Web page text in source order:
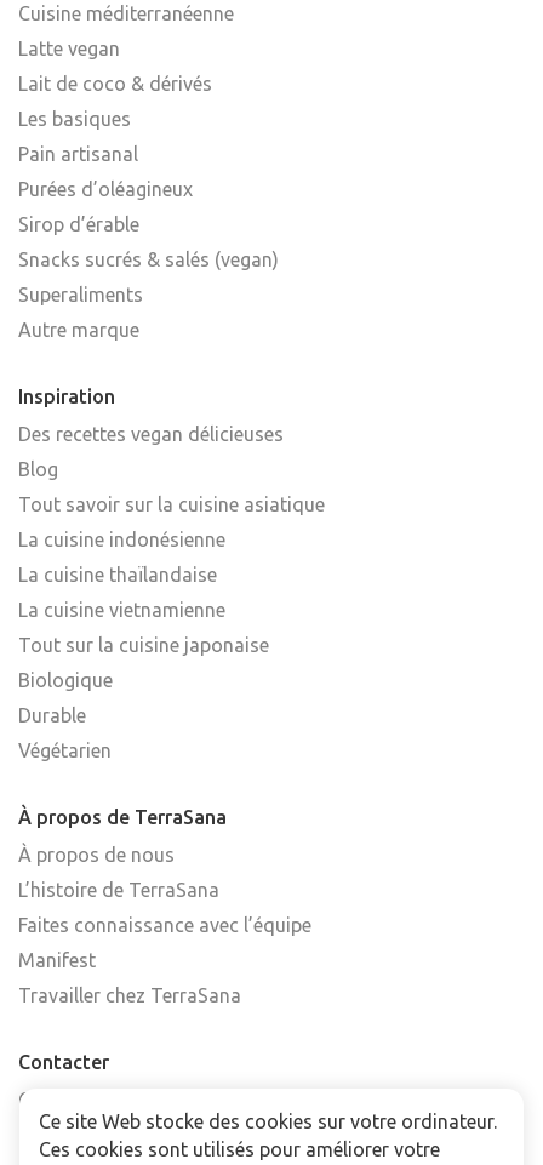
Cuisine méditerranéenne
Latte vegan
Lait de coco & dérivés
Les basiques
Pain artisanal
Purées d’oléagineux
Sirop d’érable
Snacks sucrés & salés (vegan)
Superaliments
Autre marque
Inspiration
Des recettes vegan délicieuses
Blog
Tout savoir sur la cuisine asiatique
La cuisine indonésienne
La cuisine thaïlandaise
La cuisine vietnamienne
Tout sur la cuisine japonaise
Biologique
Durable
Végétarien
À propos de TerraSana
À propos de nous
L’histoire de TerraSana
Faites connaissance avec l’équipe
Manifest
Travailler chez TerraSana
Contacter
Contactez-nous
Trouver un point de vente
Ce site Web stocke des cookies sur votre ordinateur.
Ces cookies sont utilisés pour améliorer votre